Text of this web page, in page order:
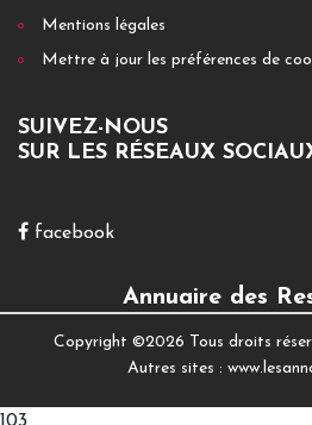
Mentions légales
Mettre à jour les préférences de
SUIVEZ-NOUS
SUR LES RÉSEAUX
facebook
Annuaire des
Copyright ©2026 Tous droits
Autres sites :
103